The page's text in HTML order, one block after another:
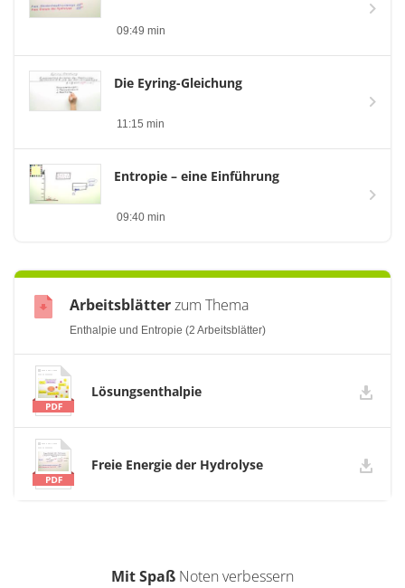
09:49 min
Die Eyring-Gleichung
11:15 min
Entropie – eine Einführung
09:40 min
Arbeitsblätterzum Thema
Enthalpie und Entropie (2 Arbeitsblätter)
Lösungsenthalpie
Freie Energie der Hydrolyse
Mit Spaß Noten verbessern